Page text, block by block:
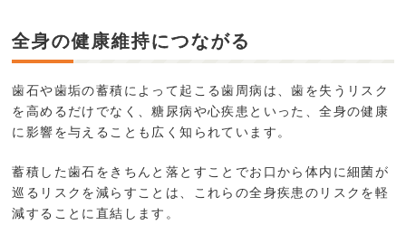
全身の健康維持につながる
歯石や歯垢の蓄積によって起こる歯周病は、歯を失うリスク
を高めるだけでなく、糖尿病や心疾患といった、全身の健康
に影響を与えることも広く知られています。
蓄積した歯石をきちんと落とすことでお口から体内に細菌が
巡るリスクを減らすことは、これらの全身疾患のリスクを軽
減することに直結します。